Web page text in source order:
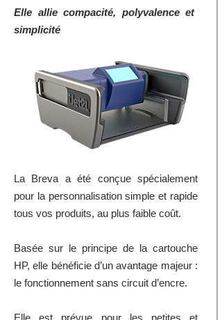
Elle allie compacité, polyvalence et
simplicité
La Breva a été conçue spécialement
pour la personnalisation simple et rapide
tous vos produits, au plus faible coût.
Basée sur le principe de la cartouche
HP, elle bénéficie d’un avantage majeur :
le fonctionnement sans circuit d’encre.
Elle est prévue pour les petites et